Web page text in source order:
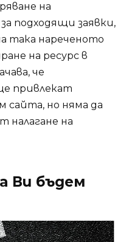
на
подходящи заявки,
така нареченото
на ресурс в
че
привлекат
сайта, но няма да
налагане на
Ви бъдем